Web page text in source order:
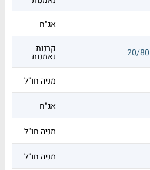
אג"ח
קרנות
נאמנות
מניה חו"ל
אג"ח
מניה חו"ל
מניה חו"ל